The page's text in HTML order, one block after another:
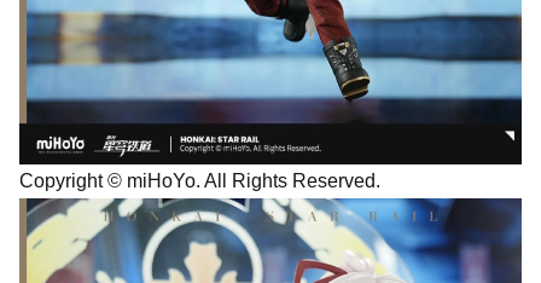
Copyright © miHoYo. All Rights Reserved.